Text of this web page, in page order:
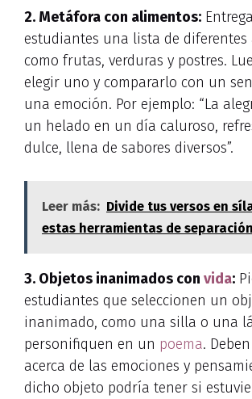
2. Metáfora con alimentos:
estudiantes una lista de diferentes
como frutas, verduras y postres.
elegir uno y compararlo con un
una emoción. Por ejemplo: “La
un helado en un día caluroso,
dulce, llena de sabores diversos”.
Leer más: Divide tus versos en
estas herramientas de
3. Objetos inanimados con vida:
estudiantes que seleccionen un
inanimado, como una silla o una
personifiquen en un poema.
acerca de las emociones y
dicho objeto podría tener si